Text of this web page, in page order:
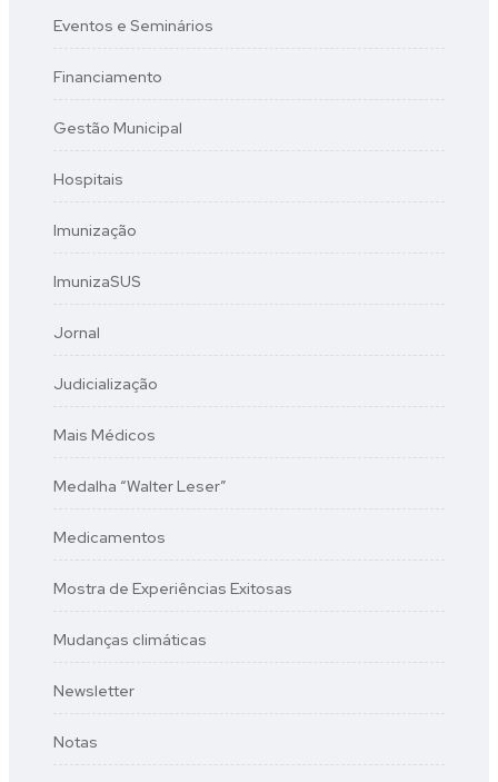
Eventos e Seminários
Financiamento
Gestão Municipal
Hospitais
Imunização
ImunizaSUS
Jornal
Judicialização
Mais Médicos
Medalha “Walter Leser”
Medicamentos
Mostra de Experiências Exitosas
Mudanças climáticas
Newsletter
Notas